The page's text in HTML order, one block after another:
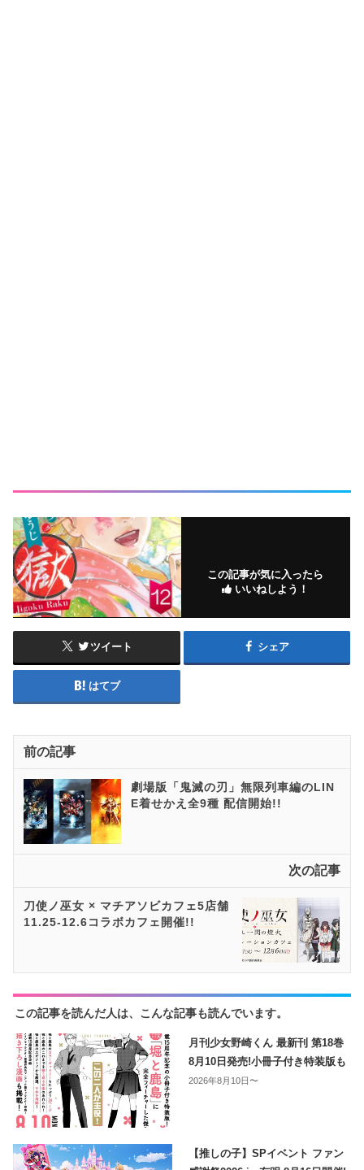
この記事が気に入ったら
いいねしよう！
ツイート シェア
はてブ
前の記事
劇場版「鬼滅の刃」無限列車編のLIN
E着せかえ全9種 配信開始!!
次の記事
刀使ノ巫女 × マチアソビカフェ5店舗
11.25-12.6コラボカフェ開催!!
この記事を読んだ人は、こんな記事も読んでいます。
月刊少女野崎くん 最新刊 第18巻
8月10日発売!小冊子付き特装版も
2026年8月10日〜
【推しの子】SPイベント ファン